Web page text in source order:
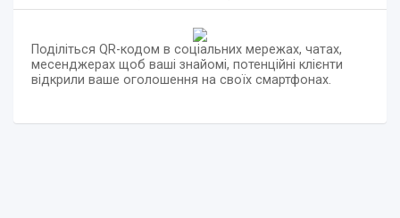
Поділіться QR-кодом в соціальних мережах, чатах,
месенджерах щоб ваші знайомі, потенційні клієнти
відкрили ваше оголошення на своїх смартфонах.